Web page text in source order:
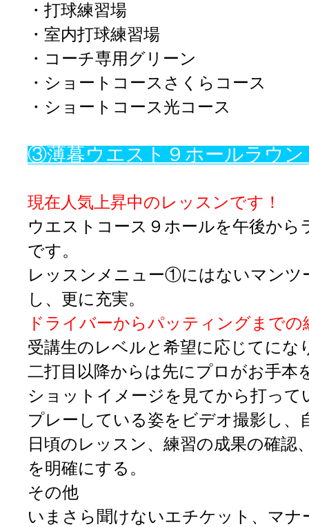
・打球練習場
・室内打球練習場
・コーチ専用グリーン
・ショートコースさくらコース
・ショートコース光コース
③薄暮ウエスト９ホールラウン
現在人気上昇中のレッスンです！
ウエストコース９ホールを午後か
です。
レッスンメニュー①にはないマンツ
し、 更に充実。
ドライバーからパッティングまでの
受講生のレベルと希望に応じてにな
二打目以降からは先にプロがお手本
ショットイメージを見てから打って
プレーしている姿をビデオ撮影し、
日頃のレッスン、練習の成果の確認
を明確にする。
その他
いまさら聞けないエチケット、マナ